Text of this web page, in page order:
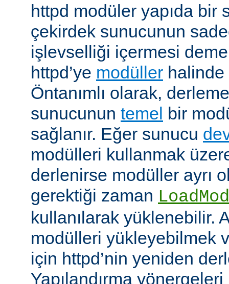
httpd modüler yapıda bir
çekirdek sunucunun
işlevselliği içermesi
httpd’ye modüller
Öntanımlı olarak,
sunucunun temel
bir
sağlanır. Eğer sunucu
modülleri kullanmak
derlenirse modüller ayrı
gerektiği zaman
kullanılarak yüklenebilir.
modülleri yükleyebilmek
için httpd’nin yeniden
Yapılandırma